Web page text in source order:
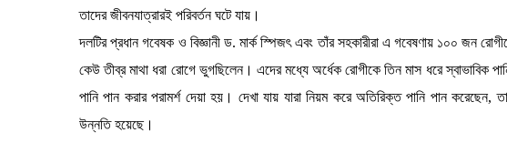
তাদের জীবনযাত্রারই পরিবর্তন ঘটে যায়।
দলটির প্রধান গবেষক ও বিজ্ঞানী ড. মার্ক স্পিজৎ এবং তাঁর সহকারীরা এ গবেষণায় ১০০ জন
কেউ তীব্র মাথা ধরা রোগে ভুগছিলেন। এদের মধ্যে অর্ধেক রোগীকে তিন মাস ধরে স্বাভাবিক
পানি পান করার পরামর্শ দেয়া হয়। দেখা যায় যারা নিয়ম করে অতিরিক্ত পানি পান করেছেন,
উন্নতি হয়েছে।